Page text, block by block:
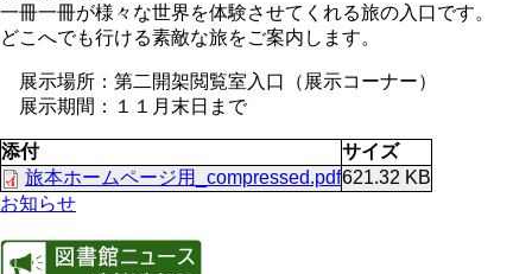
一冊一冊が様々な世界を体験させてくれる旅の入口です。
どこへでも行ける素敵な旅をご案内します。
展示場所：第二開架閲覧室入口（展示コーナー）
展示期間：１１月末日まで
添付
サイズ
旅本ホームページ用_compressed.pdf621.32 KB
お知らせ